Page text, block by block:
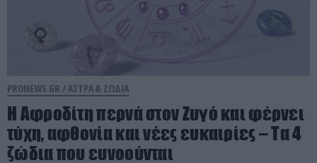
PRONEWS.GR /ΑΣΤΡΑ & ΖΩΔΙΑ
Η Αφροδίτη περνά στον Ζυγό και φέρνει
τύχη, αφθονία και νέες ευκαιρίες – Τα 4
ζώδια που ευνοούνται